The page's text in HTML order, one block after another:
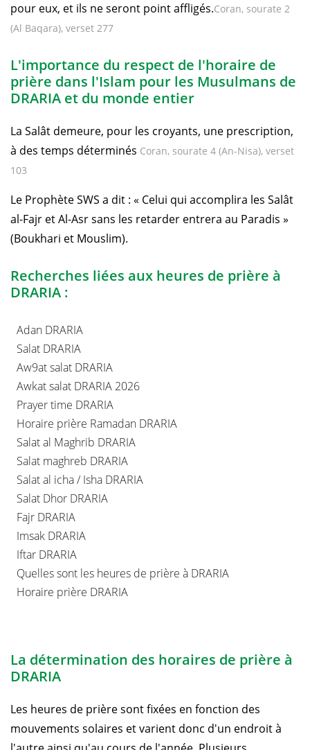
pour eux, et ils ne seront point affligés.Coran, sourate 2
(Al Baqara), verset 277
L'importance du respect de l'horaire de
prière dans l'Islam pour les Musulmans de
DRARIA et du monde entier
La Salât demeure, pour les croyants, une prescription,
à des temps déterminés Coran, sourate 4 (An-Nisa), verset
103
Le Prophète SWS a dit : « Celui qui accomplira les Salât
al-Fajr et Al-Asr sans les retarder entrera au Paradis »
(Boukhari et Mouslim).
Recherches liées aux heures de prière à
DRARIA :
Adan DRARIA
Salat DRARIA
Aw9at salat DRARIA
Awkat salat DRARIA 2026
Prayer time DRARIA
Horaire prière Ramadan DRARIA
Salat al Maghrib DRARIA
Salat maghreb DRARIA
Salat al icha / Isha DRARIA
Salat Dhor DRARIA
Fajr DRARIA
Imsak DRARIA
Iftar DRARIA
Quelles sont les heures de prière à DRARIA
Horaire prière DRARIA
La détermination des horaires de prière à
DRARIA
Les heures de prière sont fixées en fonction des
mouvements solaires et varient donc d'un endroit à